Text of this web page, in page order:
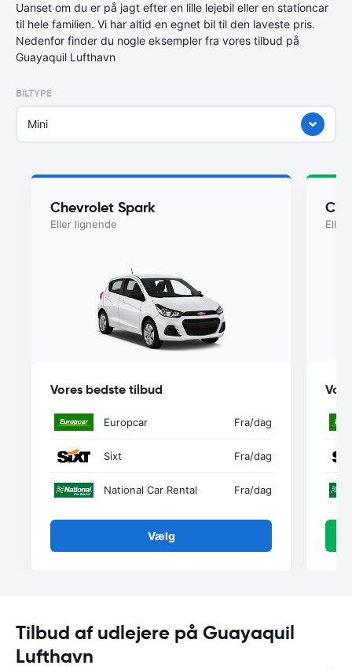
Uanset om du er på jagt efter en lille lejebil eller en stationcar
til hele familien. Vi har altid en egnet bil til den laveste pris.
Nedenfor finder du nogle eksempler fra vores tilbud på
Guayaquil Lufthavn
BILTYPE
Mini
Chevrolet Spark
Eller lignende
Vores bedste tilbud
Europcar Fra/dag
Sixt Fra/dag
National Car Rental Fra/dag
Vælg
Eller
Tilbud af udlejere på Guayaquil
Lufthavn